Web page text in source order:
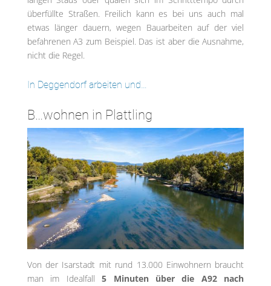
überfüllte Straßen. Freilich kann es bei uns auch mal
etwas länger dauern, wegen Bauarbeiten auf der viel
befahrenen A3 zum Beispiel. Das ist aber die Ausnahme,
nicht die Regel.
In Deggendorf arbeiten und…
B…wohnen in Plattling
Von der Isarstadt mit rund 13.000 Einwohnern braucht
man im Idealfall5 Minuten über die A92 nach